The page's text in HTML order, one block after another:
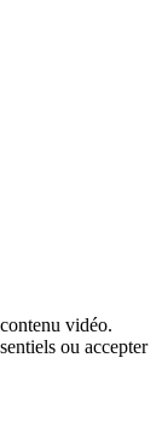
vidéo.
ou accepter